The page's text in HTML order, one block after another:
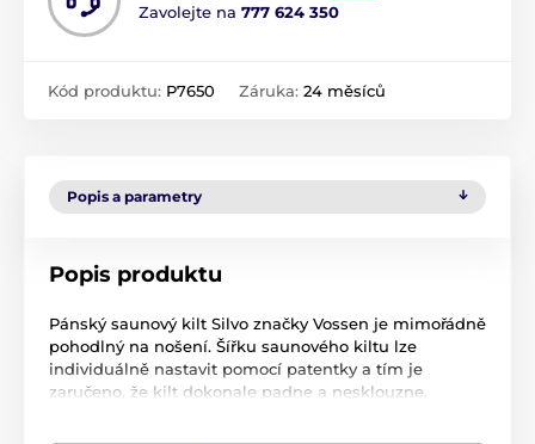
Zavolejte na 777 624 350
Kód produktu: P7650 Záruka: 24 měsíců
Popis a parametry
Popis produktu
Pánský saunový kilt Silvo značky Vossen je mimořádně
pohodlný na nošení. Šířku saunového kiltu lze
individuálně nastavit pomocí patentky a tím je
zaručeno, že kilt dokonale padne a nesklouzne.